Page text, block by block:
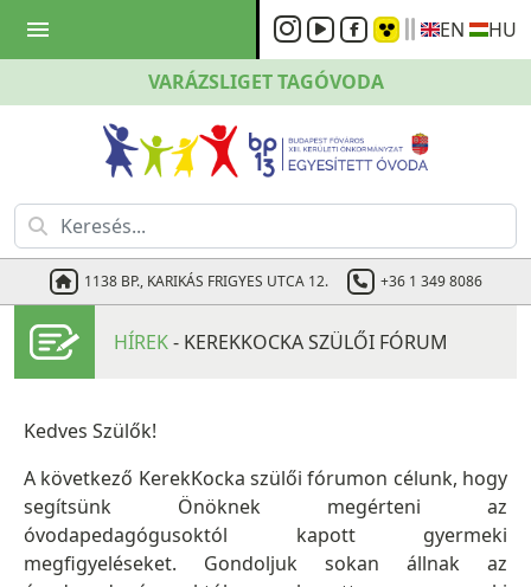
menu
VARÁZSLIGETTAGÓVODA
1138 BP., KARIKÁS FRIGYES UTCA 12. +36 1 349 8086
EN HU
HÍREK- KEREKKOCKA SZÜLŐI FÓRUM
Kedves Szülők!
A következő KerekKocka szülői fórumon célunk, hogy
segítsünk Önöknek megérteni az
óvodapedagógusoktól kapott gyermeki
megfigyeléseket. Gondoljuk sokan állnak az